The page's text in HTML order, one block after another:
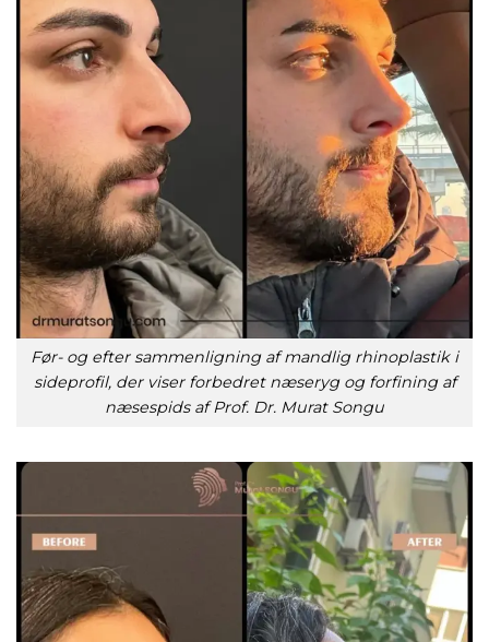
Før- og efter sammenligning af mandlig rhinoplastik i
sideprofil, der viser forbedret næseryg og forfining af
næsespids af Prof. Dr. Murat Songu